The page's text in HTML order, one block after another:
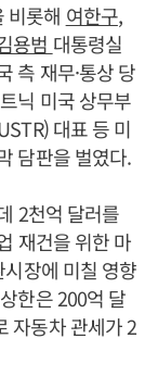
비롯해 여한구,
용범 대통령실
측 재무·통상 당
닉 미국 상무부
대표 등 미
담판을 벌였다.
2천억 달러를
재건을 위한 마
장에 미칠 영향
한은 200억 달
자동차 관세가 2